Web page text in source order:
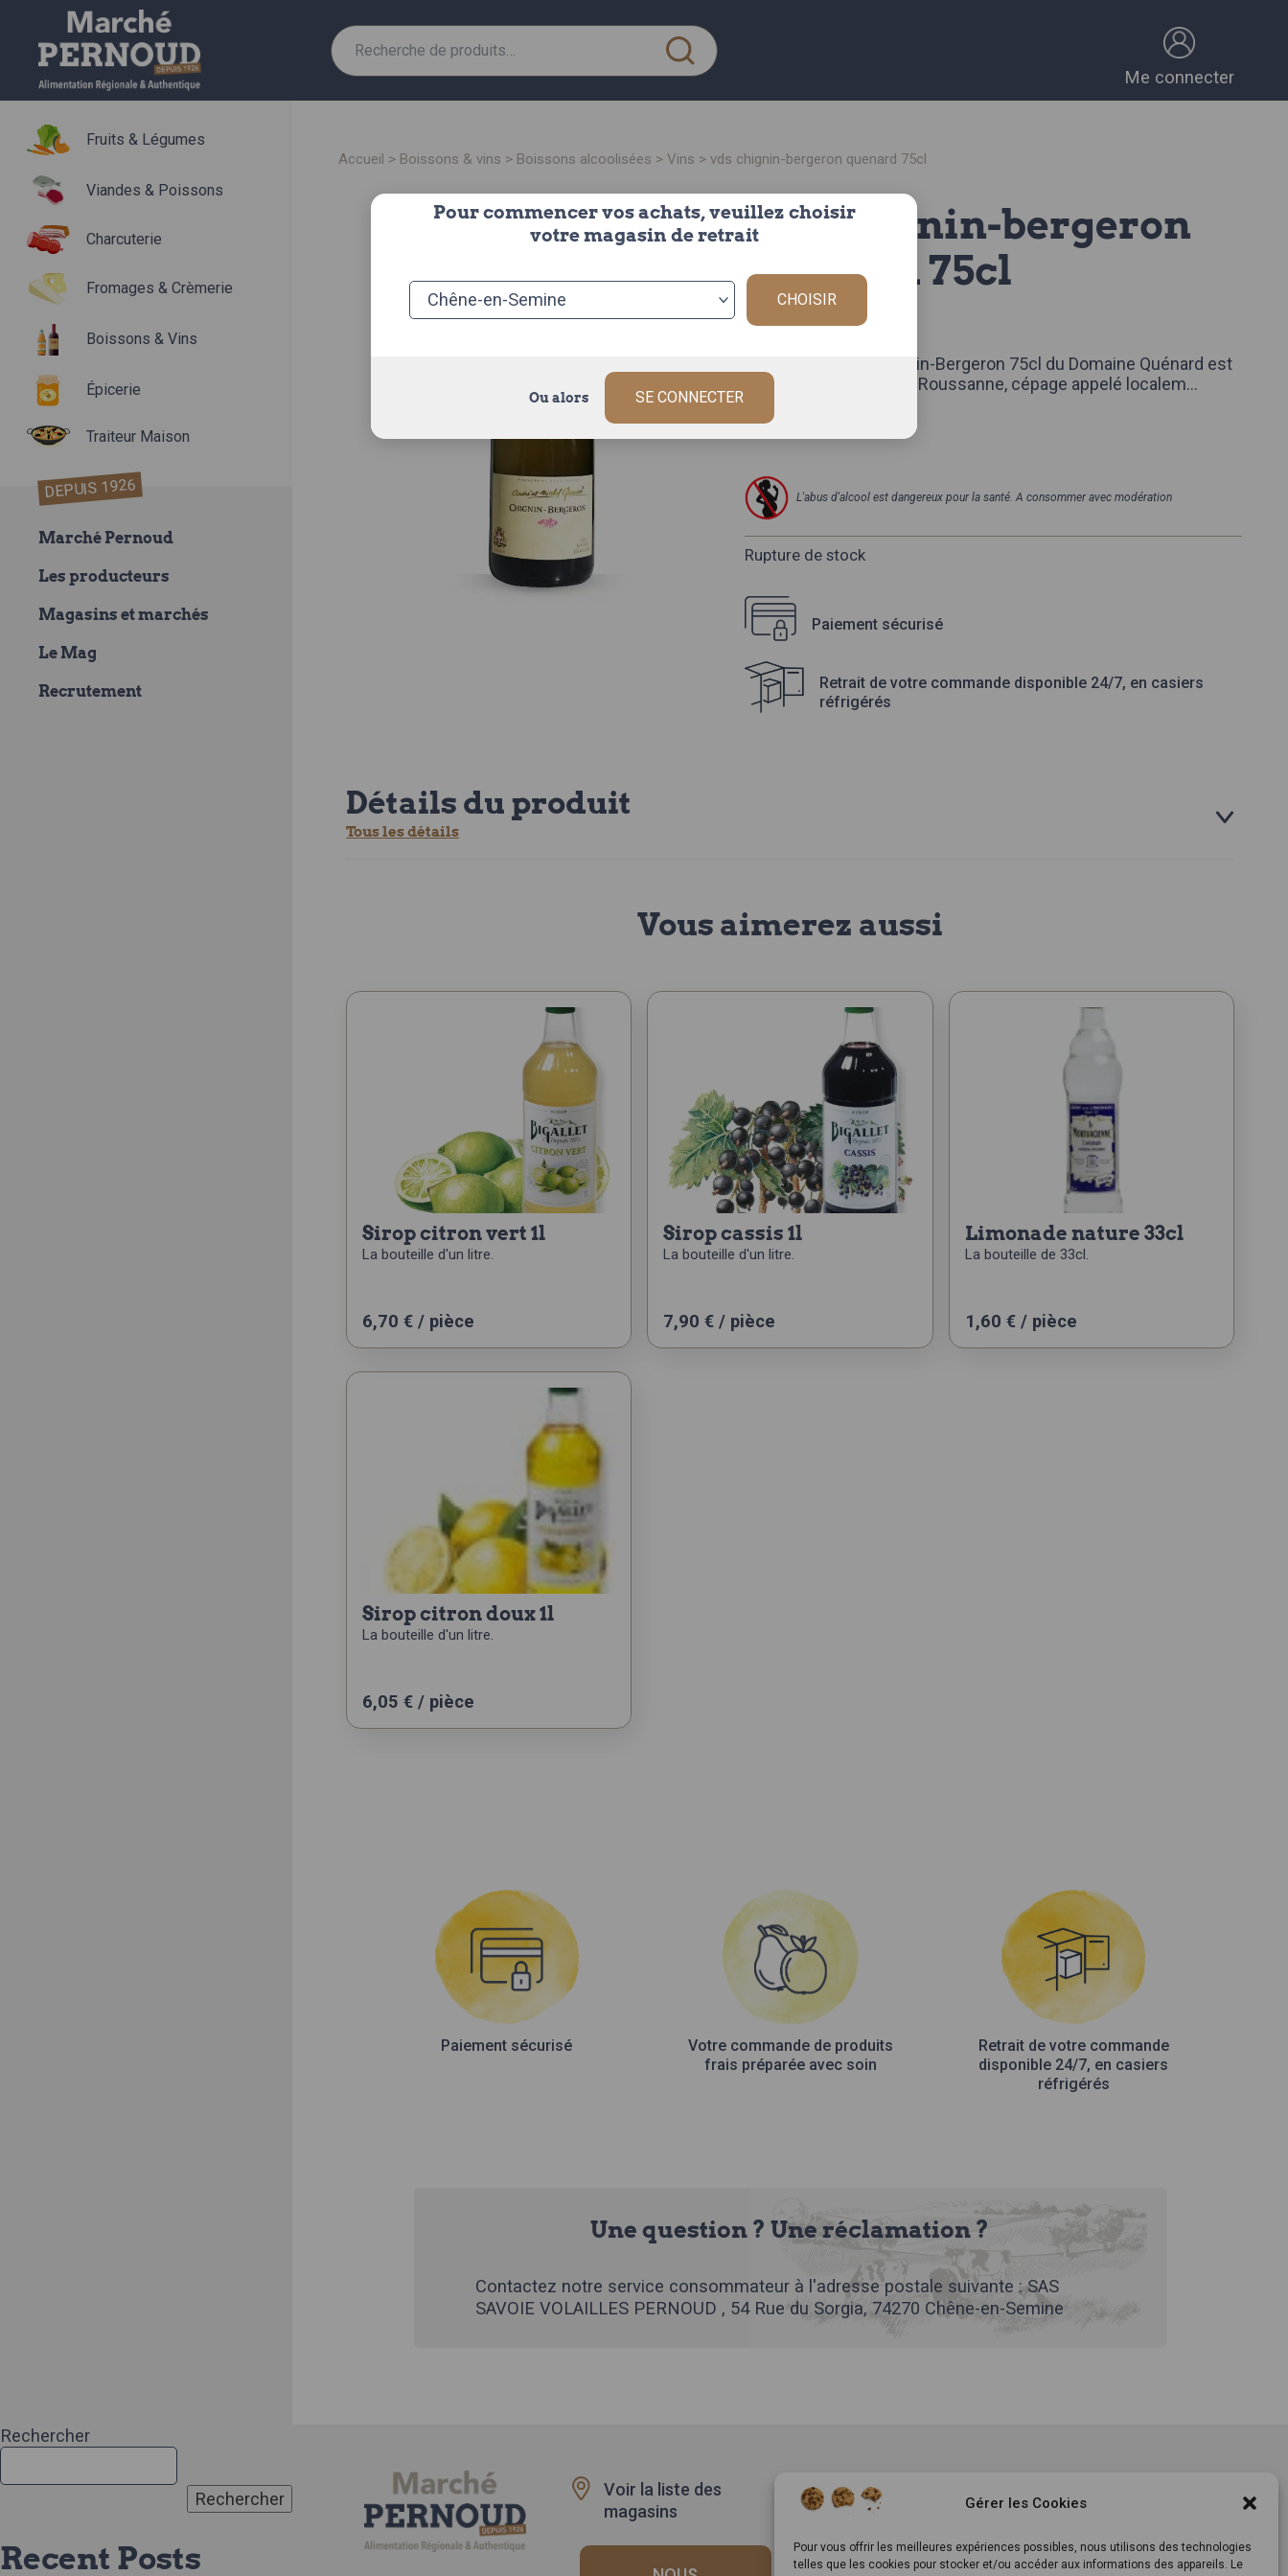
Gérer les Cookies
Pour vous offrir les meilleures expériences possibles, nous utilisons des technologies
telles que les cookies pour stocker et/ou accéder aux informations des appareils. Le
Me connecter
Recherche
pour :
Fruits & Légumes
Viandes & Poissons
Charcuterie
Fromages & Crèmerie
Boissons & Vins
Épicerie
Traiteur Maison
DEPUIS 1926
Marché Pernoud
Les producteurs
Magasins et marchés
Le Mag
Recrutement
accueil > boissons & vins > boissons alcoolisées > vins > vds chignin-bergeron quenard 75cl
vds chignin-bergeron
quenard 75cl
la bouteille de 75cl.
Le Vin de Savoie Chignin-Bergeron 75cl du Domaine Quénard est
un blanc noble issu de Roussanne, cépage appelé localem...
Description complète
L'abus d'alcool est dangereux pour la santé. A consommer avec modération
Rupture de stock
Paiement sécurisé
Retrait de votre commande disponible 24/7, en casiers
réfrigérés
Détails du produit
Tous les détails
Vous aimerez aussi
sirop citron vert 1l
La bouteille d'un litre.
6,70 € / pièce
sirop cassis 1l
La bouteille d'un litre.
7,90€ / pièce
limonade nature 33cl
La bouteille de 33cl.
1,60 €/ pièce
sirop citron doux 1l
La bouteille d'un litre.
6,05 € / pièce
Pour commencer vos achats, veuillez choisir
votre magasin de retrait
CHOISIR
Ou alors SE CONNECTER
Paiement sécurisé
Votre commande de produits
frais préparée avec soin
Retrait de votre commande
disponible 24/7, en casiers
réfrigérés
Une question ? Une réclamation ?
Contactez notre service consommateur à l'adresse postale suivante : SAS
SAVOIE VOLAILLES PERNOUD , 54 Rue du Sorgia, 74270 Chêne-en-Semine
Rechercher
Rechercher
Recent Posts
Voir la liste des
magasins
Recrutement
Rappels
produits
Inscrivez-vous à notre
newsletter